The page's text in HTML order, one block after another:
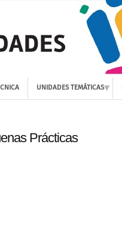
UNIDADES TEMÁTICAS
Prácticas